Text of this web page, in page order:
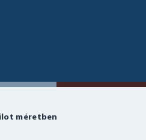
méretben